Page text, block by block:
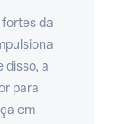
da
disso, a
para
em